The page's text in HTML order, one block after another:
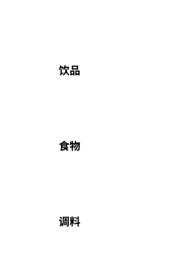
饮品
食物
调料